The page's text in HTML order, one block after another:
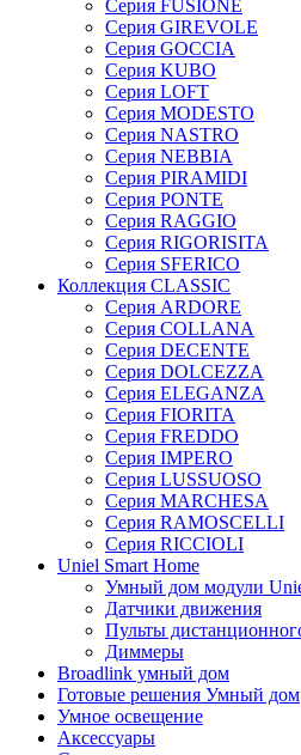
Серия FUSIONE
Серия GIREVOLE
Серия GOCCIA
Серия KUBO
Серия LOFT
Серия MODESTO
Серия NASTRO
Серия NEBBIA
Серия PIRAMIDI
Серия PONTE
Серия RAGGIO
Серия RIGORISITA
Серия SFERICO
Коллекция CLASSIC
Серия ARDORE
Серия COLLANA
Серия DECENTE
Серия DOLCEZZA
Серия ELEGANZA
Серия FIORITA
Серия FREDDO
Серия IMPERO
Серия LUSSUOSO
Серия MARCHESA
Серия RAMOSCELLI
Серия RICCIOLI
Uniel Smart Home
Умный дом модули
Датчики движения
Пульты
Диммеры
Broadlink умный дом
Готовые решения Умный дом
Умное освещение
Аксессуары